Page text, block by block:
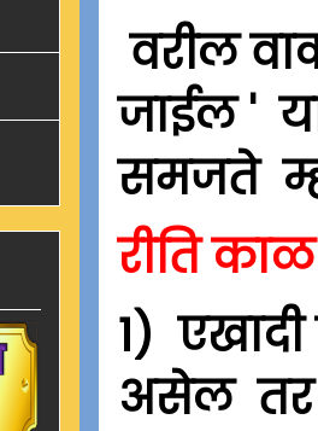
वरील
जाईल '
समजते
रीति
1) एखादी
असेल तर